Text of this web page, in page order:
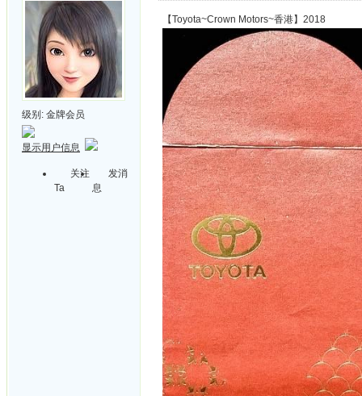
级别: 金牌会员
显示用户信息
关注
Ta
发消
息
【Toyota~Crown Motors~香港】2018